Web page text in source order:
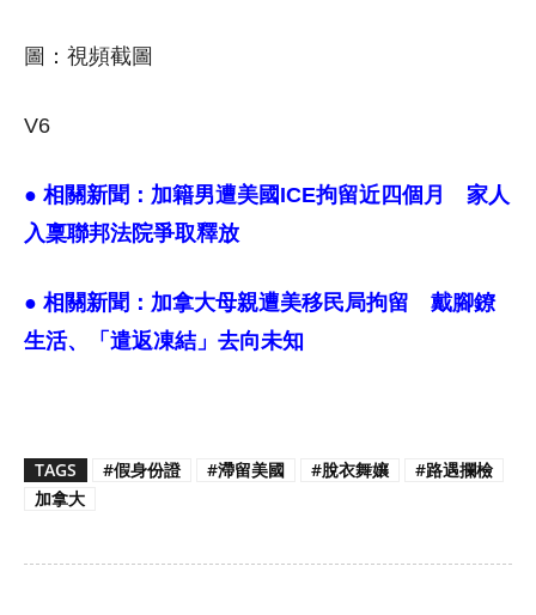
圖：視頻截圖
V6
● 相關新聞： 加籍男遭美國ICE拘留近四個月 家人
入稟聯邦法院爭取釋放
● 相關新聞： 加拿大母親遭美移民局拘留 戴腳鐐
生活、「遣返凍結」去向未知
TAGS #假身份證 #滯留美國 #脫衣舞孃
#路遇攔檢
加拿大